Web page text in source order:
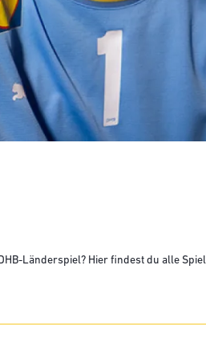
Länderspiel? Hier findest du alle